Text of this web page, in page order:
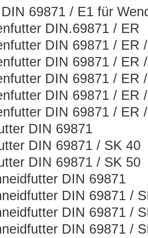
69871 / E1 für
DIN.69871 / ER
DIN 69871 / ER
DIN 69871 / ER
DIN 69871 / ER
DIN 69871 / ER
DIN 69871 / ER
DIN 69871
DIN 69871 / SK 40
DIN 69871 / SK 50
DIN 69871
DIN 69871 /
DIN 69871 /
DIN 69871 /